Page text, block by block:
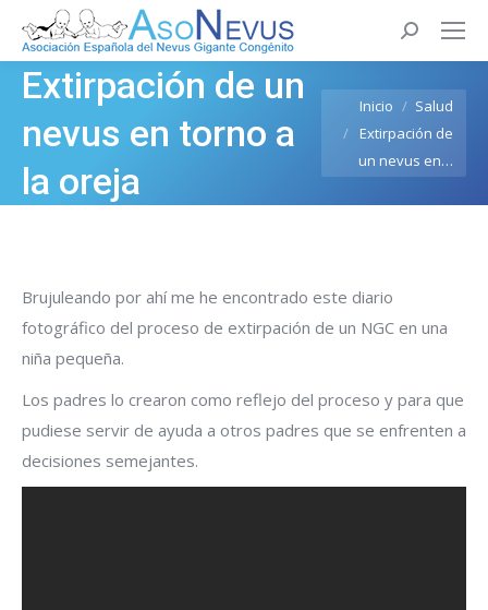
Buscar:
Extirpación de un
nevus en torno a
la oreja
Estás aquí:
Inicio
Salud
Extirpación de
un nevus en…
Brujuleando por ahí me he encontrado este diario
fotográfico del proceso de extirpación de un NGC en una
niña pequeña.
Los padres lo crearon como reflejo del proceso y para que
pudiese servir de ayuda a otros padres que se enfrenten a
decisiones semejantes.